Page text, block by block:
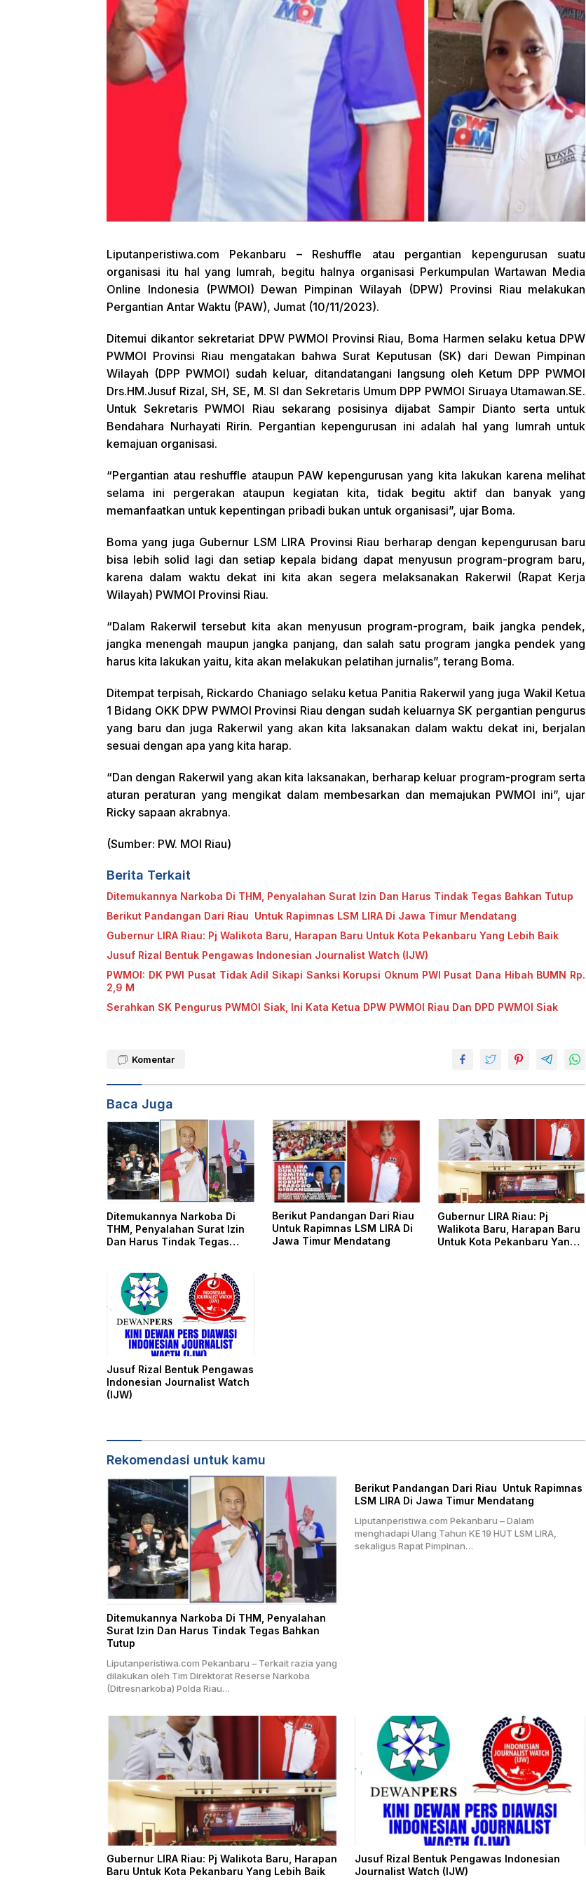
Liputanperistiwa.com Pekanbaru – Reshuffle atau pergantian kepengurusan suatu
organisasi itu hal yang lumrah, begitu halnya organisasi Perkumpulan Wartawan Media
Online Indonesia (PWMOI) Dewan Pimpinan Wilayah (DPW) Provinsi Riau melakukan
Pergantian Antar Waktu (PAW), Jumat (10/11/2023).
Ditemui dikantor sekretariat DPW PWMOI Provinsi Riau, Boma Harmen selaku ketua DPW
PWMOI Provinsi Riau mengatakan bahwa Surat Keputusan (SK) dari Dewan Pimpinan
Wilayah (DPP PWMOI) sudah keluar, ditandatangani langsung oleh Ketum DPP PWMOI
Drs.HM.Jusuf Rizal, SH, SE, M. SI dan Sekretaris Umum DPP PWMOI Siruaya Utamawan.SE.
Untuk Sekretaris PWMOI Riau sekarang posisinya dijabat Sampir Dianto serta untuk
Bendahara Nurhayati Ririn. Pergantian kepengurusan ini adalah hal yang lumrah untuk
kemajuan organisasi.
“Pergantian atau reshuffle ataupun PAW kepengurusan yang kita lakukan karena melihat
selama ini pergerakan ataupun kegiatan kita, tidak begitu aktif dan banyak yang
memanfaatkan untuk kepentingan pribadi bukan untuk organisasi”, ujar Boma.
Boma yang juga Gubernur LSM LIRA Provinsi Riau berharap dengan kepengurusan baru
bisa lebih solid lagi dan setiap kepala bidang dapat menyusun program-program baru,
karena dalam waktu dekat ini kita akan segera melaksanakan Rakerwil (Rapat Kerja
Wilayah) PWMOI Provinsi Riau.
“Dalam Rakerwil tersebut kita akan menyusun program-program, baik jangka pendek,
jangka menengah maupun jangka panjang, dan salah satu program jangka pendek yang
harus kita lakukan yaitu, kita akan melakukan pelatihan jurnalis”, terang Boma.
Ditempat terpisah, Rickardo Chaniago selaku ketua Panitia Rakerwil yang juga Wakil Ketua
1 Bidang OKK DPW PWMOI Provinsi Riau dengan sudah keluarnya SK pergantian pengurus
yang baru dan juga Rakerwil yang akan kita laksanakan dalam waktu dekat ini, berjalan
sesuai dengan apa yang kita harap.
“Dan dengan Rakerwil yang akan kita laksanakan, berharap keluar program-program serta
aturan peraturan yang mengikat dalam membesarkan dan memajukan PWMOI ini”, ujar
Ricky sapaan akrabnya.
(Sumber: PW. MOI Riau)
Berita Terkait
Ditemukannya Narkoba Di THM, Penyalahan Surat Izin Dan Harus Tindak Tegas Bahkan Tutup
Berikut Pandangan Dari Riau Untuk Rapimnas LSM LIRA Di Jawa Timur Mendatang
Gubernur LIRA Riau: Pj Walikota Baru, Harapan Baru Untuk Kota Pekanbaru Yang Lebih Baik
Jusuf Rizal Bentuk Pengawas Indonesian Journalist Watch (IJW)
PWMOI: DK PWI Pusat Tidak Adil Sikapi Sanksi Korupsi Oknum PWI Pusat Dana Hibah BUMN Rp.
2,9 M
Serahkan SK Pengurus PWMOI Siak, Ini Kata Ketua DPW PWMOI Riau Dan DPD PWMOI Siak
Komentar
Baca Juga
Ditemukannya Narkoba Di
THM, Penyalahan Surat Izin
Dan Harus Tindak Tegas
Berikut Pandangan Dari Riau
Untuk Rapimnas LSM LIRA Di
Jawa Timur Mendatang
Gubernur LIRA Riau: Pj
Walikota Baru, Harapan Baru
Untuk Kota Pekanbaru Yang
Jusuf Rizal Bentuk Pengawas
Indonesian Journalist Watch
(IJW)
Rekomendasi untuk kamu
Ditemukannya Narkoba Di THM, Penyalahan
Surat Izin Dan Harus Tindak Tegas Bahkan
Tutup
Liputanperistiwa.com Pekanbaru – Terkait razia yang
dilakukan oleh Tim Direktorat Reserse Narkoba
(Ditresnarkoba) Polda Riau…
Berikut Pandangan Dari Riau Untuk Rapimnas
LSM LIRA Di Jawa Timur Mendatang
Liputanperistiwa.com Pekanbaru – Dalam
menghadapi Ulang Tahun KE 19 HUT LSM LIRA,
sekaligus Rapat Pimpinan…
Gubernur LIRA Riau: Pj Walikota Baru, Harapan
Baru Untuk Kota Pekanbaru Yang Lebih Baik
Jusuf Rizal Bentuk Pengawas Indonesian
Journalist Watch (IJW)